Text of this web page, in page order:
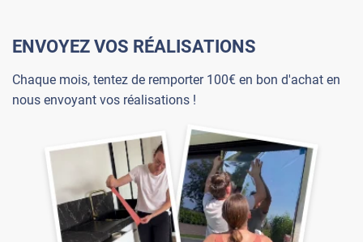
ENVOYEZ VOS RÉALISATIONS
Chaque mois, tentez de remporter 100€ en bon d'achat en
nous envoyant vos réalisations !